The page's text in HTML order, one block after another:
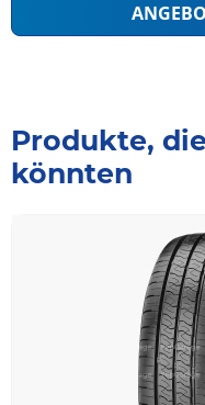
Produkte,
könnten